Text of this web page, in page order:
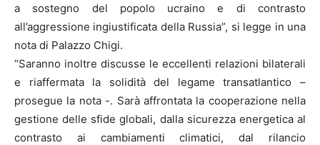
a sostegno del popolo ucraino e di contrasto
all’aggressione ingiustificata della Russia”, si legge in una
nota di Palazzo Chigi.
“Saranno inoltre discusse le eccellenti relazioni bilaterali
e riaffermata la solidità del legame transatlantico –
prosegue la nota -. Sarà affrontata la cooperazione nella
gestione delle sfide globali, dalla sicurezza energetica al
contrasto ai cambiamenti climatici, dal rilancio